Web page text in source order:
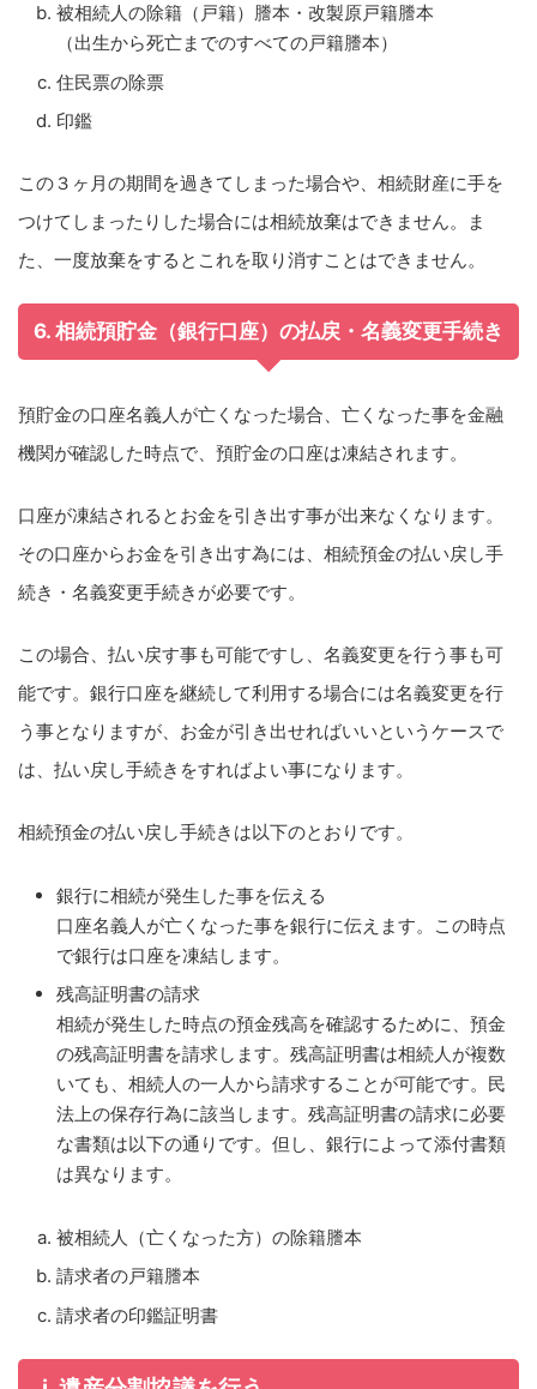
被相続人の除籍（戸籍）謄本・改製原戸籍謄本
（出生から死亡までのすべての戸籍謄本）
住民票の除票
印鑑
この３ヶ月の期間を過きてしまった場合や、相続財産に手を
つけてしまったりした場合には相続放棄はできません。ま
た、一度放棄をするとこれを取り消すことはできません。
6. 相続預貯金（銀行口座）の払戻・名義変更手続き
預貯金の口座名義人が亡くなった場合、亡くなった事を金融
機関が確認した時点で、預貯金の口座は凍結されます。
口座が凍結されるとお金を引き出す事が出来なくなります。
その口座からお金を引き出す為には、相続預金の払い戻し手
続き・名義変更手続きが必要です。
この場合、払い戻す事も可能ですし、名義変更を行う事も可
能です。銀行口座を継続して利用する場合には名義変更を行
う事となりますが、お金が引き出せればいいというケースで
は、払い戻し手続きをすればよい事になります。
相続預金の払い戻し手続きは以下のとおりです。
銀行に相続が発生した事を伝える
口座名義人が亡くなった事を銀行に伝えます。この時点
で銀行は口座を凍結します。
残高証明書の請求
相続が発生した時点の預金残高を確認するために、預金
の残高証明書を請求します。残高証明書は相続人が複数
いても、相続人の一人から請求することが可能です。民
法上の保存行為に該当します。残高証明書の請求に必要
な書類は以下の通りです。但し、銀行によって添付書類
は異なります。
被相続人（亡くなった方）の除籍謄本
請求者の戸籍謄本
請求者の印鑑証明書